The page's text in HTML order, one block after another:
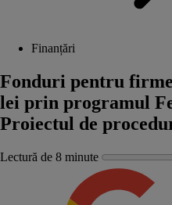
Finanțări
Fonduri pentru
lei prin programul
Proiectul de
Lectură de 8 minute